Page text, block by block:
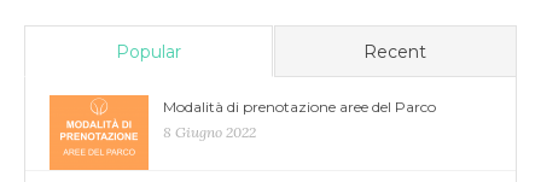
Popular Recent
Modalità di prenotazione aree del Parco
8 Giugno 2022